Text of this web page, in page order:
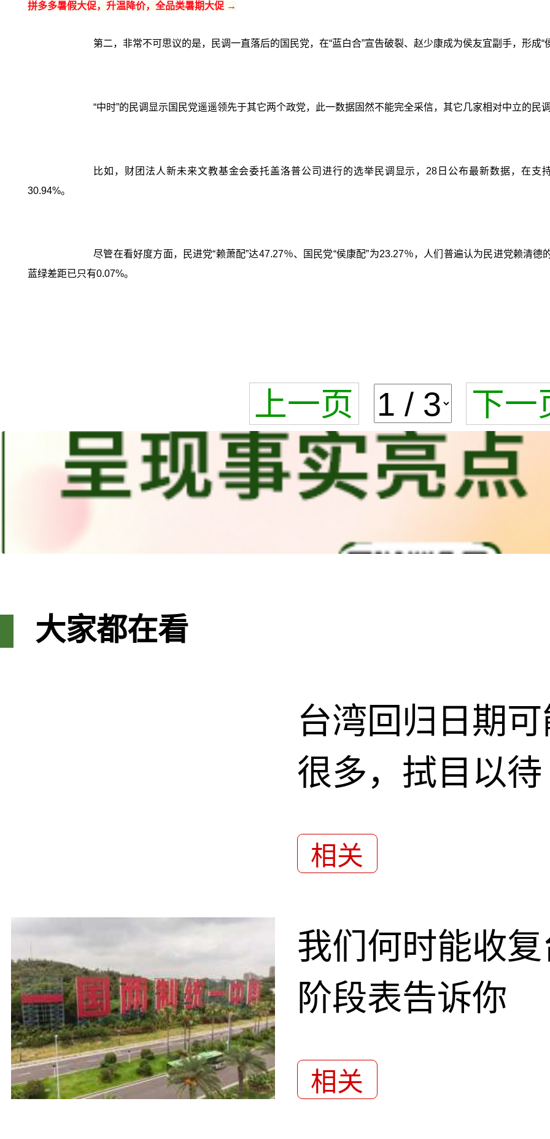
拼多多暑假大促，升温降价，全品类暑期大促 →
第二，非常不可思议的是，民调一直落后的国民党，在“蓝白合”宣告破裂、赵少康成为侯友宜副手，形成
“中时”的民调显示国民党遥遥领先于其它两个政党，此一数据固然不能完全采信，其它几家相对中立的民
比如，财团法人新未来文教基金会委托盖洛普公司进行的选举民调显示，28日公布最新数据，在支
30.94%。
尽管在看好度方面，民进党“赖萧配”达47.27％、国民党“侯康配”为23.27％，人们普遍认为民进党赖清
蓝绿差距已只有0.07%。
上一页 下一
大家都在看
台湾回归日期
很多，拭目以待
相关
我们何时能收
阶段表告诉你
相关